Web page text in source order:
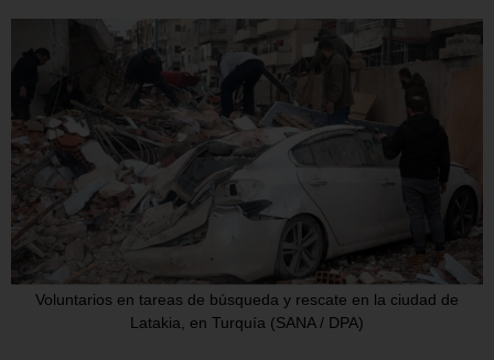
Voluntarios en tareas de búsqueda y rescate en la ciudad de
Latakia, en Turquía (SANA / DPA)